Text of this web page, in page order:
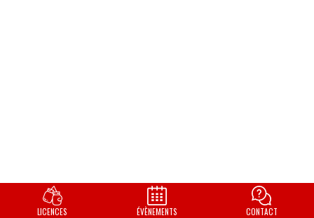
LICENCES ÉVÈNEMENTS CONTACT